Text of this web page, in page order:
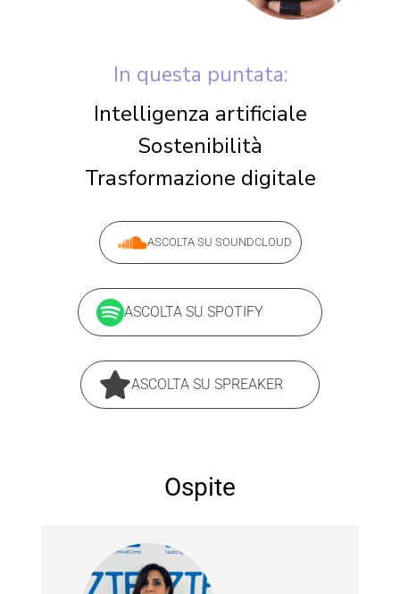
In questa puntata:
Intelligenza artificiale
Sostenibilità
Trasformazione digitale
ASCOLTA SU SOUNDCLOUD
ASCOLTA SU SPOTIFY
ASCOLTA SU SPREAKER
Ospite